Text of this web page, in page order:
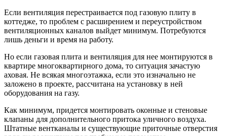
Если вентиляция перестраивается под газовую плиту в
коттедже, то проблем с расширением и переустройством
вентиляционных каналов выйдет минимум. Потребуются
лишь деньги и время на работу.
Но если газовая плита и вентиляция для нее монтируются в
квартире многоквартирного дома, то ситуация зачастую
аховая. Не всякая многоэтажка, если это изначально не
заложено в проекте, рассчитана на установку в ней
оборудования на газу.
Как минимум, придется монтировать оконные и стеновые
клапаны для дополнительного притока уличного воздуха.
Штатные вентканалы и существующие приточные отверстия